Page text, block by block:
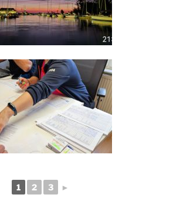
1 2 3 ►